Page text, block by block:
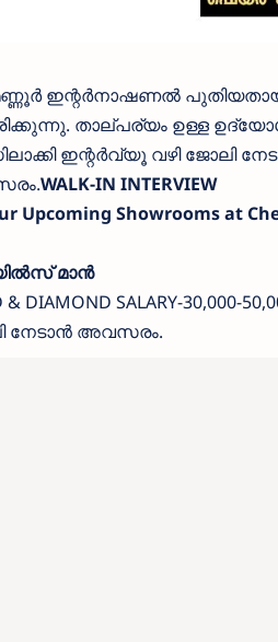
ഇന്റർനാഷണൽ
താല്പര്യം ഉള്ള
ഇന്റർവ്യൂ വഴി ജോലി
WALK-IN INTERVIEW
Upcoming Showrooms at
മാൻ
& DIAMOND SALARY-
നേടാൻ അവസരം.